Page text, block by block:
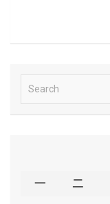
e
一 二